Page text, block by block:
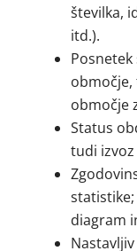
številka,
itd.).
Posnetek
območje
Status
tudi izvoz
diagram